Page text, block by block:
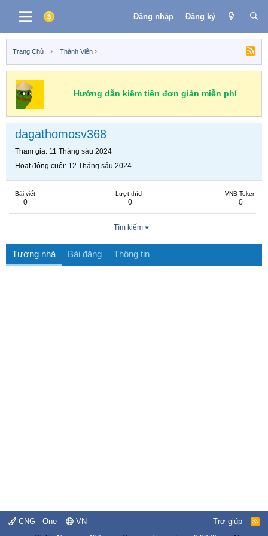
Đăng nhập Đăng ký
Trang Chủ Thành Viên
Hướng dẫn kiếm tiền đơn giản miễn phí
dagathomosv368
Tham gia 11 Tháng sáu 2024
Hoạt động cuối 12 Tháng sáu 2024
Bài viết
0
Lượt thích
0
VNB Token
0
Tìm kiếm
Tường nhà Bài đăng Thông tin
CNG - One VN Trợ giúp
R